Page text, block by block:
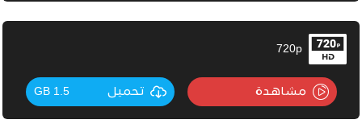
720p
مشاهدة تحميل 1.5 GB